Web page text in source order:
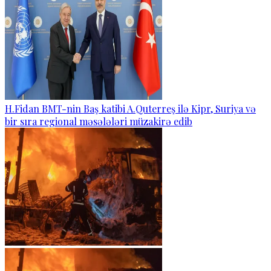
H.Fidan BMT-nin Baş katibi A.Quterreş ilə Kipr, Suriya və
bir sıra regional məsələləri müzakirə edib